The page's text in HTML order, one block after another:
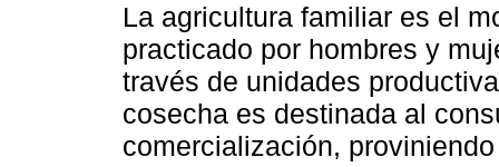
La agricultura familiar es el
practicado por hombres y
través de unidades
cosecha es destinada al
comercialización,